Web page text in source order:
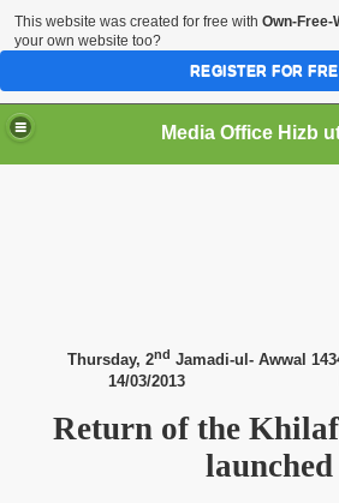
Thursday, 2nd Jamadi-ul-
14/03/2013 N0:
Return of the
launched
This website was created for free with Own-Free-
your own website too?
REGISTER FOR